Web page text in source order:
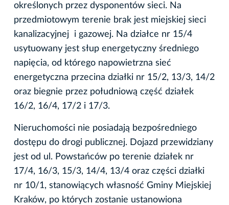
określonych przez dysponentów sieci. Na
przedmiotowym terenie brak jest miejskiej sieci
kanalizacyjnej i gazowej. Na działce nr 15/4
usytuowany jest słup energetyczny średniego
napięcia, od którego napowietrzna sieć
energetyczna przecina działki nr 15/2, 13/3, 14/2
oraz biegnie przez południową część działek
16/2, 16/4, 17/2 i 17/3.
Nieruchomości nie posiadają bezpośredniego
dostępu do drogi publicznej. Dojazd przewidziany
jest od ul. Powstańców po terenie działek nr
17/4, 16/3, 15/3, 14/4, 13/4 oraz części działki
nr 10/1, stanowiących własność Gminy Miejskiej
Kraków, po których zostanie ustanowiona